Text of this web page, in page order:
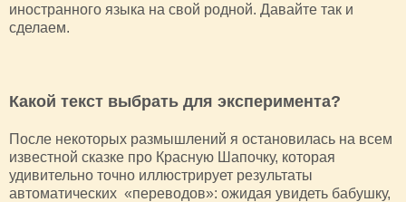
иностранного языка на свой родной. Давайте так и
сделаем.
Какой текст выбрать для эксперимента?
После некоторых размышлений я остановилась на всем
известной сказке про Красную Шапочку, которая
удивительно точно иллюстрирует результаты
автоматических «переводов»: ожидая увидеть бабушку,